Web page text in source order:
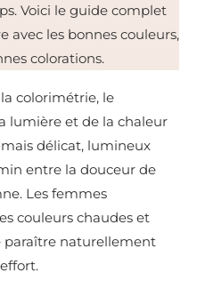
Voici le guide complet
avec les bonnes couleurs,
colorations.
colorimétrie, le
lumière et de la chaleur
délicat, lumineux
entre la douceur de
Les femmes
couleurs chaudes et
paraître naturellement